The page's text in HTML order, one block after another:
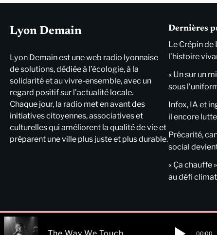
Lyon Demain
Lyon Demain est une web radio lyonnaise
de solutions, dédiée à l’écologie, à la
solidarité et au vivre-ensemble, avec un
regard positif sur l’actualité locale.
Chaque jour, la radio met en avant des
initiatives citoyennes, associatives et
culturelles qui améliorent la qualité de vie et
préparent une ville plus juste et plus durable.
Dernières
Le Crépin de
l’histoire
« Un sur un
sous
Infox, IA et
il encore
Précarité,
social
« Ça chauffe
au défi
00:00